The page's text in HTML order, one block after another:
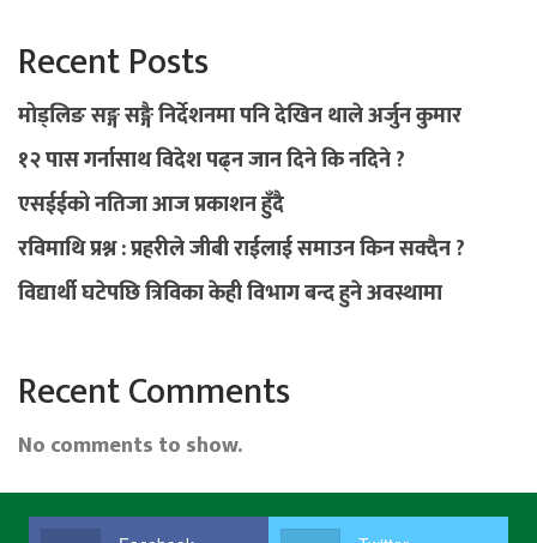
Recent Posts
मोड्लिङ सङ्ग सङ्गै निर्देशनमा पनि देखिन थाले अर्जुन कुमार
१२ पास गर्नासाथ विदेश पढ्न जान दिने कि नदिने ?
एसईईको नतिजा आज प्रकाशन हुँदै
रविमाथि प्रश्न : प्रहरीले जीबी राईलाई समाउन किन सक्दैन ?
विद्यार्थी घटेपछि त्रिविका केही विभाग बन्द हुने अवस्थामा
Recent Comments
No comments to show.